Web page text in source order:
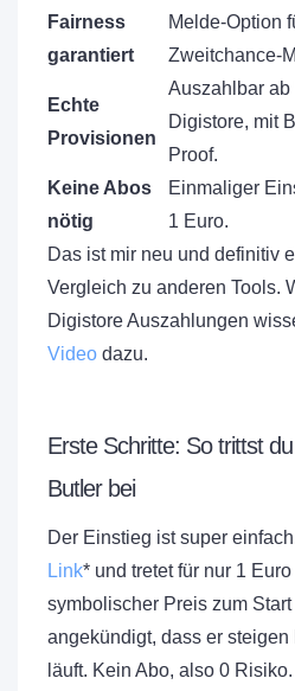
Fairness
garantiert
Melde-Option
Zweitchance-
Echte
Provisionen
Auszahlbar ab
Digistore, mit
Proof.
Keine Abos
nötig
Einmaliger
1 Euro.
Das ist mir neu und definitiv
Vergleich zu anderen Tools.
Digistore Auszahlungen
Video dazu.
Erste Schritte: So trittst
Butler bei
Der Einstieg ist super
Link* und tretet für nur 1
symbolischer Preis zum
angekündigt, dass er
läuft. Kein Abo, also 0